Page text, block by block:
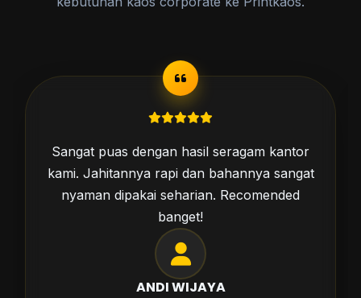
Pesan kaos untuk acara komunitas,
hasilnya luar biasa. Sablonannya awet dan
desainnya sesuai dengan yang kami
harapkan.
SITI RAHMA